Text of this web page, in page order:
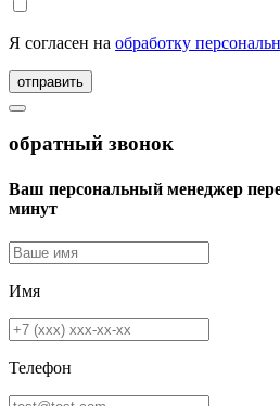
Я согласен на обработку
отправить
обратный звонок
Ваш персональный менеджер
минут
Имя
Телефон